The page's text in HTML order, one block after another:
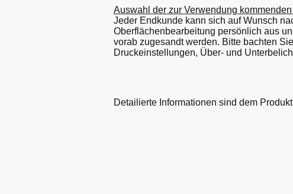
Detailierte Informationen sind dem
Auswahl der zur Verwendung
Jeder Endkunde kann sich auf Wunsch
Oberflächenbearbeitung persönlich aus
vorab zugesandt werden. Bitte bachten
Druckeinstellungen, Über- und